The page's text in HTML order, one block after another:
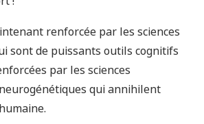
renforcée par les sciences
sont de puissants outils cognitifs
par les sciences
qui annihilent